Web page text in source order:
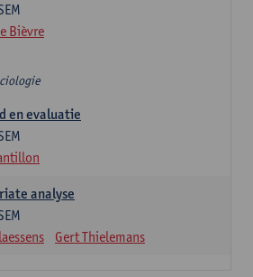
Bièvre
en evaluatie
analyse
Gert Thielemans